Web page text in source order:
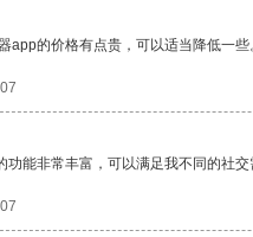
app的价格有点贵，可以适当降低一
功能非常丰富，可以满足我不同的社交